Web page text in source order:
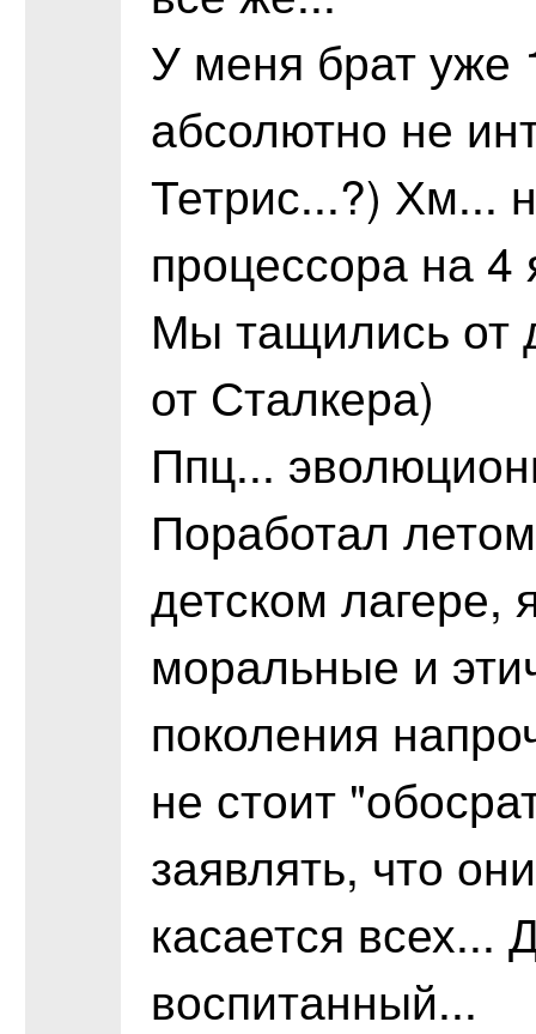
У меня брат уже
абсолютно не
Тетрис...?) Хм...
процессора на 4
Мы тащились от
от Сталкера)
Ппц...
Поработал
детском лагере,
моральные и
поколения
не стоит
заявлять, что
касается всех...
воспитанный...